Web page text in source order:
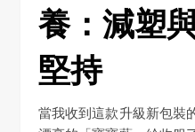
養：減塑
堅持
當我收到這款升級新包裝